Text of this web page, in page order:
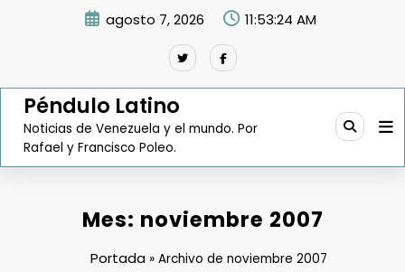
agosto 7, 2026 11:53:25 AM
Péndulo Latino
Noticias de Venezuela y el mundo. Por
Rafael y Francisco Poleo.
Mes: noviembre 2007
Portada» Archivo de noviembre 2007